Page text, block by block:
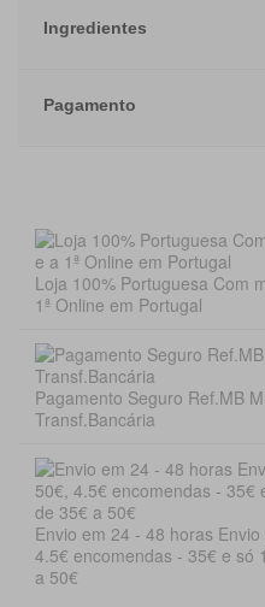
Ingredientes
Pagamento
Loja 100% Portuguesa Com
1ª Online em Portugal
Pagamento Seguro Ref.MB
Transf.Bancária
Envio em 24 - 48 horas
4.5€ encomendas - 35€ e só
a 50€